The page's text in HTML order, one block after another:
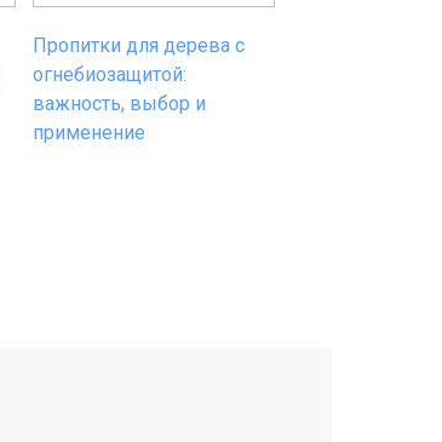
Пропитки для дерева с
огнебиозащитой:
важность, выбор и
применение